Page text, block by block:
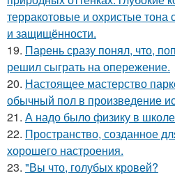
терракотовые и охристые
и защищённости.
19. Парень сразу понял, что,
решил сыграть на опережение.
20. Настоящее мастерство
обычный пол в произведение
21. А надо было физику в школе
22. Пространство, созданное
хорошего настроения.
23. "Вы что, голубых кровей?